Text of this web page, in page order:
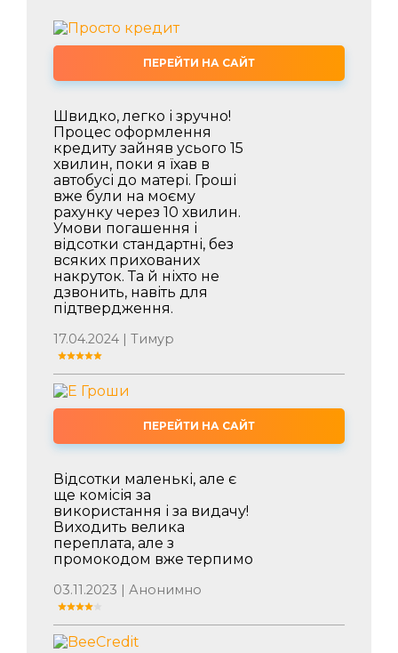
ПЕРЕЙТИ НА САЙТ
Швидко, легко і зручно!
Процес оформлення
кредиту зайняв усього 15
хвилин, поки я їхав в
автобусі до матері. Гроші
вже були на моєму
рахунку через 10 хвилин.
Умови погашення і
відсотки стандартні, без
всяких прихованих
накруток. Та й ніхто не
дзвонить, навіть для
підтвердження.
17.04.2024 | Тимур
ПЕРЕЙТИ НА САЙТ
Відсотки маленькі, але є
ще комісія за
використання і за видачу!
Виходить велика
переплата, але з
промокодом вже терпимо
03.11.2023 | Анонимно